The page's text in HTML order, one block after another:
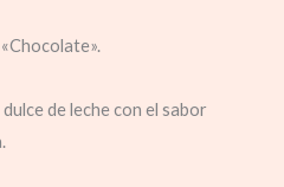
de leche con el sabor